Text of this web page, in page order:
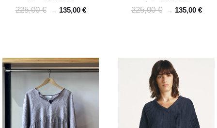
225,00 € → 135,00 € 225,00 € → 135,00 €